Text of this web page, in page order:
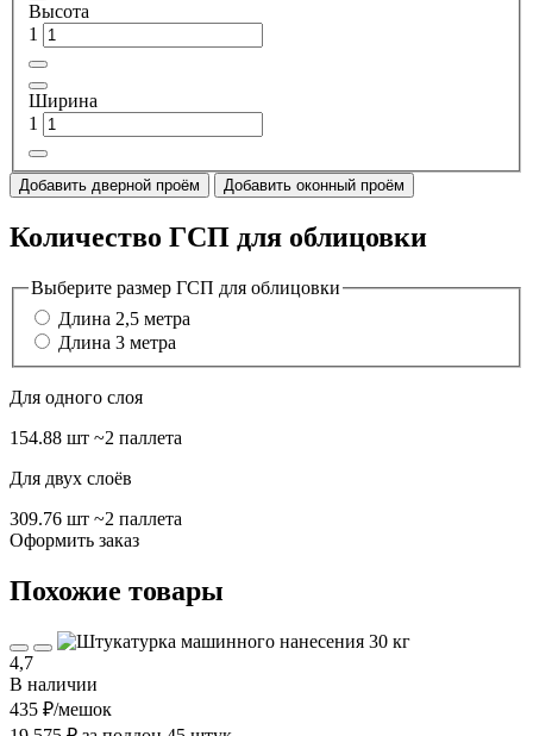
Высота
1
Ширина
1
Добавить дверной проём Добавить оконный проём
Количество ГСП для облицовки
Выберите размер ГСП для облицовки
Длина 2,5 метра
Длина 3 метра
Для одного слоя
154.88 шт ~2 паллета
Для двух слоёв
309.76 шт ~2 паллета
Оформить заказ
Похожие товары
4,7
В наличии
435 ₽/мешок